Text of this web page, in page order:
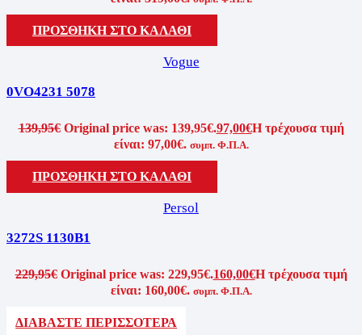
ΠΡΟΣΘΗΚΗ ΣΤΟ ΚΑΛΑΘΙ
Vogue
0VO4231 5078
139,95€ Original price was: 139,95€.97,00€Η τρέχουσα τιμή
είναι: 97,00€. συμπ. Φ.Π.Α.
ΠΡΟΣΘΗΚΗ ΣΤΟ ΚΑΛΑΘΙ
Persol
3272S 1130B1
229,95€ Original price was: 229,95€.160,00€Η τρέχουσα τιμή
είναι: 160,00€. συμπ. Φ.Π.Α.
ΔΙΑΒΑΣΤΕ ΠΕΡΙΣΣΟΤΕΡΑ